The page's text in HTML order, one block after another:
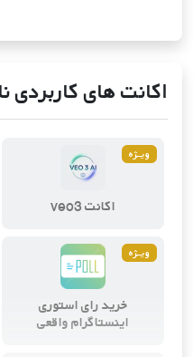
ویرایش و طراحی دیجیتال
2محصول
اکانت های
ویــژه
اکانت veo3
ویــژه
خرید رای استوری
اینستاگرام واقعی